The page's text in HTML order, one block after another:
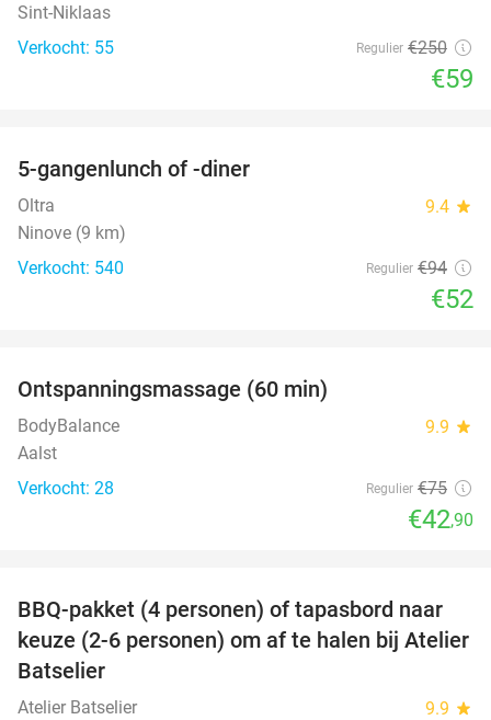
Sint-Niklaas
Verkocht: 55
Regulier €250
€59
5-gangenlunch of -diner
Oltra 9.4 star
Ninove (9 km)
Verkocht: 540
Regulier €94
€52
Ontspanningsmassage (60 min)
BodyBalance 9.9 star
Aalst
Verkocht: 28
Regulier €75
€42,90
34%
BBQ-pakket (4 personen) of tapasbord naar
keuze (2-6 personen) om af te halen bij Atelier
Batselier
Atelier Batselier 9.9 star